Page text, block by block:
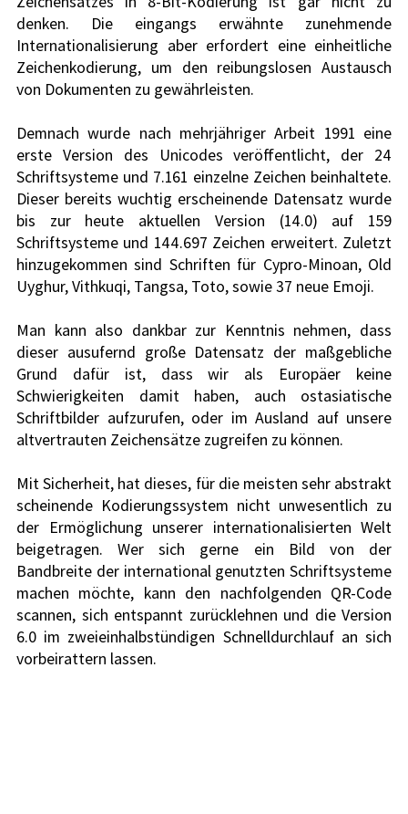
denken. Die eingangs erwähnte zunehmende
Internationalisierung aber erfordert eine einheitliche
Zeichenkodierung, um den reibungslosen Austausch
von Dokumenten zu gewährleisten.
Demnach wurde nach mehrjähriger Arbeit 1991 eine
erste Version des Unicodes veröffentlicht, der 24
Schriftsysteme und 7.161 einzelne Zeichen beinhaltete.
Dieser bereits wuchtig erscheinende Datensatz wurde
bis zur heute aktuellen Version (14.0) auf 159
Schriftsysteme und 144.697 Zeichen erweitert. Zuletzt
hinzugekommen sind Schriften für Cypro-Minoan, Old
Uyghur, Vithkuqi, Tangsa, Toto, sowie 37 neue Emoji.
Man kann also dankbar zur Kenntnis nehmen, dass
dieser ausufernd große Datensatz der maßgebliche
Grund dafür ist, dass wir als Europäer keine
Schwierigkeiten damit haben, auch ostasiatische
Schriftbilder aufzurufen, oder im Ausland auf unsere
altvertrauten Zeichensätze zugreifen zu können.
Mit Sicherheit, hat dieses, für die meisten sehr abstrakt
scheinende Kodierungssystem nicht unwesentlich zu
der Ermöglichung unserer internationalisierten Welt
beigetragen. Wer sich gerne ein Bild von der
Bandbreite der international genutzten Schriftsysteme
machen möchte, kann den nachfolgenden QR-Code
scannen, sich entspannt zurücklehnen und die Version
6.0 im zweieinhalbstündigen Schnelldurchlauf an sich
vorbeirattern lassen.